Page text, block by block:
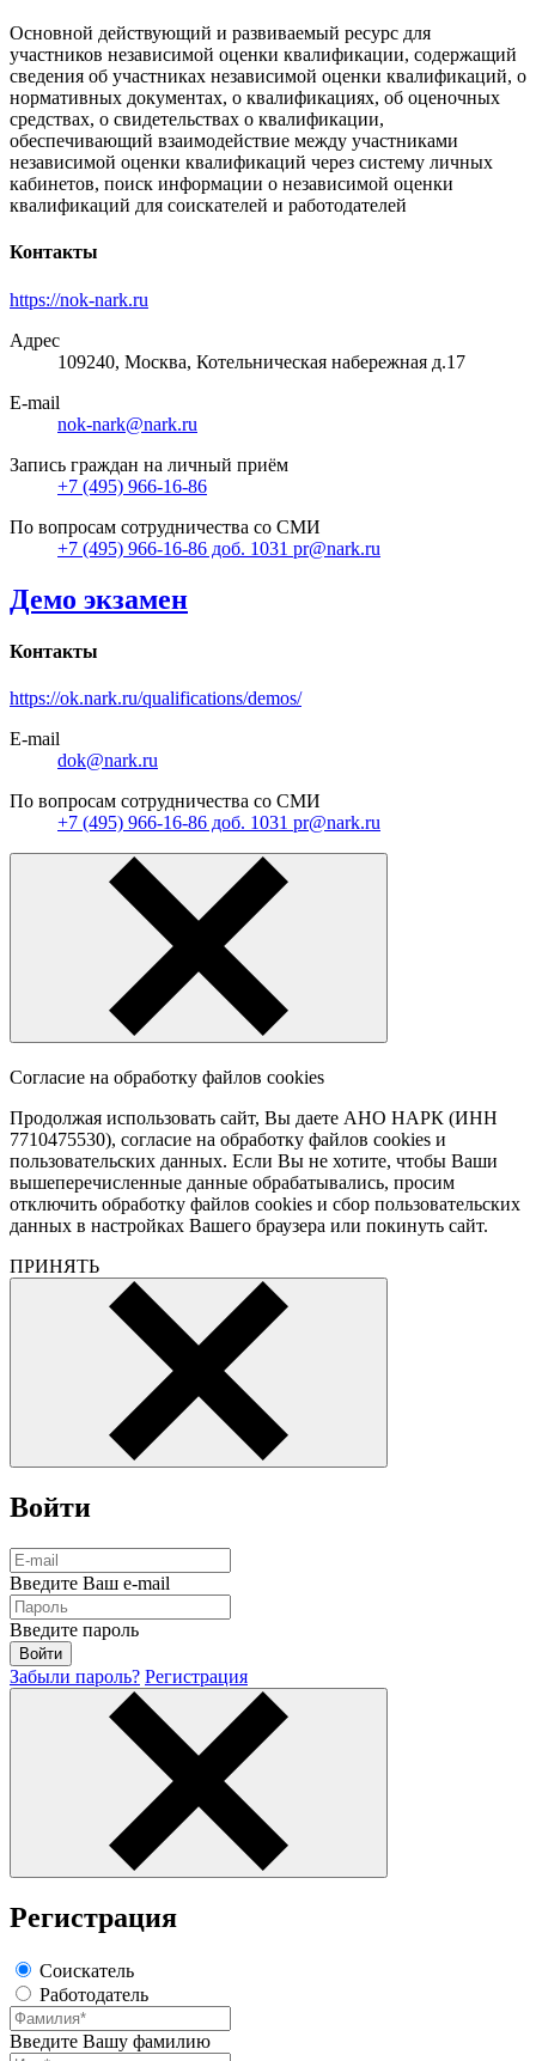
Основной действующий и развиваемый ресурс для
участников независимой оценки квалификации, содержащий
сведения об участниках независимой оценки квалификаций, о
нормативных документах, о квалификациях, об оценочных
средствах, о свидетельствах о квалификации,
обеспечивающий взаимодействие между участниками
независимой оценки квалификаций через систему личных
кабинетов, поиск информации о независимой оценки
квалификаций для соискателей и работодателей
Контакты
https://nok-nark.ru
Адрес
109240, Москва, Котельническая набережная д.17
E-mail
nok-nark@nark.ru
Запись граждан на личный приём
+7 (495) 966-16-86
По вопросам сотрудничества со СМИ
+7 (495) 966-16-86 доб. 1031 pr@nark.ru
Демо экзамен
Контакты
https://ok.nark.ru/qualifications/demos/
E-mail
dok@nark.ru
По вопросам сотрудничества со СМИ
+7 (495) 966-16-86 доб. 1031 pr@nark.ru
Согласие на обработку файлов cookies
Продолжая использовать сайт, Вы даете АНО НАРК (ИНН
7710475530), согласие на обработку файлов cookies и
пользовательских данных. Если Вы не хотите, чтобы Ваши
вышеперечисленные данные обрабатывались, просим
отключить обработку файлов cookies и сбор пользовательских
данных в настройках Вашего браузера или покинуть сайт.
ПРИНЯТЬ
Войти
Введите Ваш e-mail
Введите пароль
Забыли пароль? Регистрация
Регистрация
Соискатель
Работодатель
Введите Вашу фамилию